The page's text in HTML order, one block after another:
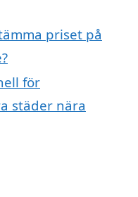
priset på
för
städer nära